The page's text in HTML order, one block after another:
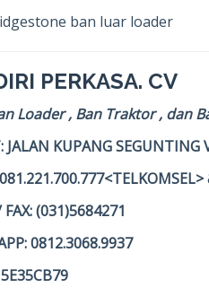
ban luar loader
PERKASA. CV
Loader , Ban Traktor , dan
JALAN KUPANG SEGUNTING
(031)5684271
0812.3068.9937